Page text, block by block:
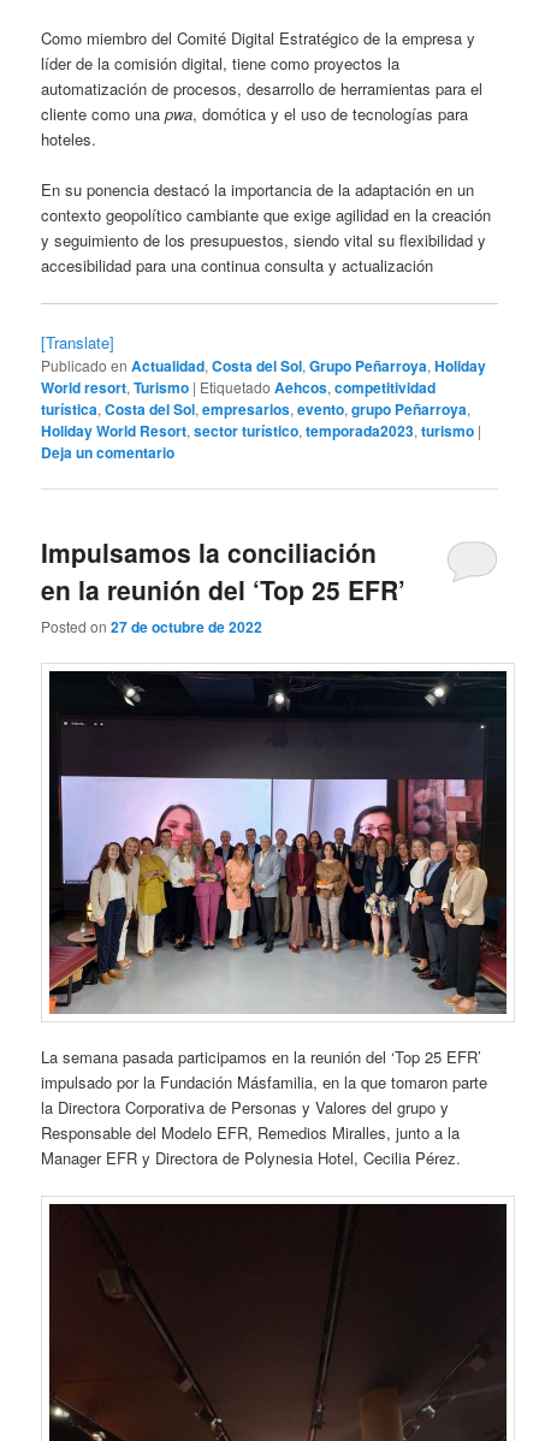
Como miembro del Comité Digital Estratégico de la empresa y
líder de la comisión digital, tiene como proyectos la
automatización de procesos, desarrollo de herramientas para el
cliente como unapwa, domótica y el uso de tecnologías para
hoteles.
En su ponencia destacó la importancia de la adaptación en un
contexto geopolítico cambiante que exige agilidad en la creación
y seguimiento de los presupuestos, siendo vital su flexibilidad y
accesibilidad para una continua consulta y actualización
[Translate]
Publicado en Actualidad,Costa del Sol,Grupo Peñarroya,Holiday
World resort,Turismo | Etiquetado Aehcos,competitividad
turística,Costa del Sol,empresarios,evento,grupo Peñarroya,
Holiday World Resort,sector turístico,temporada2023,turismo |
Deja un comentario
Impulsamos la conciliación
en la reunión del ‘Top 25 EFR’
Posted on27 de octubre de 2022
La semana pasada participamos en la reunión del ‘Top 25 EFR’
impulsado por la Fundación Másfamilia, en la que tomaron parte
la Directora Corporativa de Personas y Valores del grupo y
Responsable del Modelo EFR, Remedios Miralles, junto a la
Manager EFR y Directora de Polynesia Hotel, Cecilia Pérez.